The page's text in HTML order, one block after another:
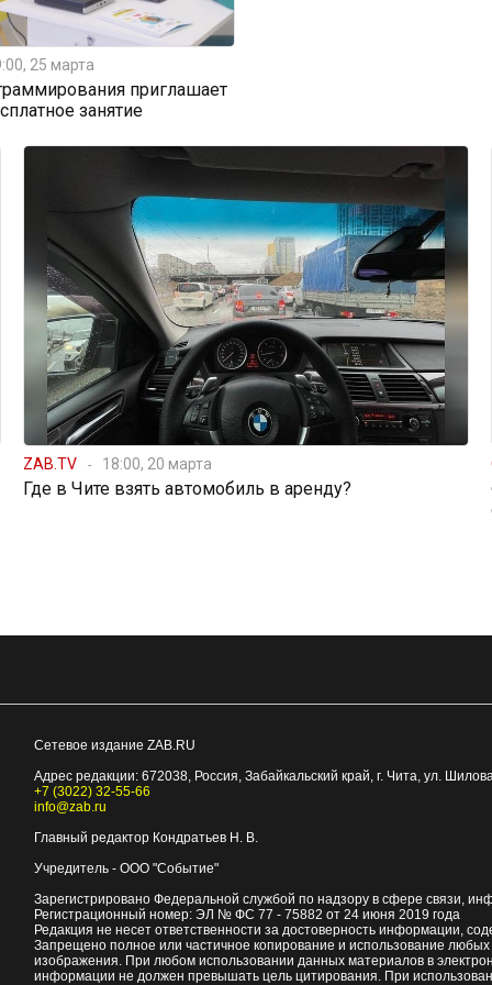
25 марта
приглашает
занятие
ZAB.TV 18:00, 20 марта
Где в Чите взять автомобиль в аренду?
Сетевое издание ZAB.RU
Адрес редакции: 672038, Россия, Забайкальский край, г. Чита, ул.
+7 (3022) 32-55-66
info@zab.ru
Главный редактор Кондратьев Н. В.
Учредитель - ООО "Событие"
Зарегистрировано Федеральной службой по надзору в сфере связи,
Регистрационный номер: ЭЛ № ФС 77 - 75882 от 24 июня 2019 года
Редакция не несет ответственности за достоверность информации,
Запрещено полное или частичное копирование и использование
изображения. При любом использовании данных материалов в
информации не должен превышать цель цитирования. При